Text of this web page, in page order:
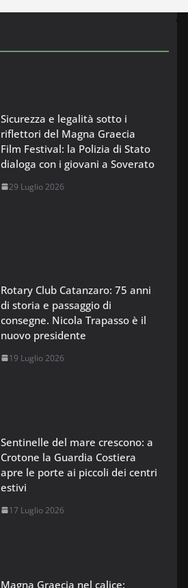
Sicurezza e legalità sotto i
riflettori del Magna Graecia
Film Festival: la Polizia di Stato
dialoga con i giovani a Soverato
29 Luglio 2026
Rotary Club Catanzaro: 75 anni
di storia e passaggio di
consegne. Nicola Trapasso è il
nuovo presidente
19 Luglio 2026
Sentinelle del mare crescono: a
Crotone la Guardia Costiera
apre le porte ai piccoli dei centri
estivi
17 Luglio 2026
Magna Graecia nel calice: